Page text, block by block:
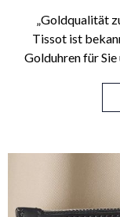
„Goldqualität
Tissot ist
Golduhren für Sie